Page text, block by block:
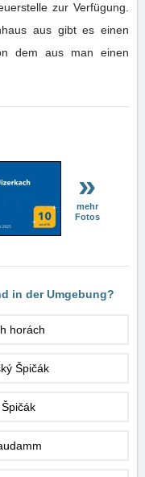
zur Verfügung.
aus gibt es einen
dem aus man einen
»
mehr
Fotos
in der Umgebung?
horách
Špičák